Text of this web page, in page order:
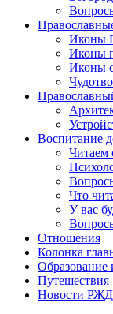
Иконы
Иконы
Иконы
Воспитание
Читаем
Что
У вас
Отношения
Колонка
Образование
Путешествия
Новости РЖД